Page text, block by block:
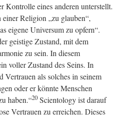
Kontrolle eines anderen unterstellt.
Religion „zu glauben“,
eigene Universum zu opfern“.
geistige Zustand, mit dem
zu sein. In diesem
voller Zustand des Seins. In
Vertrauen als solches in seinem
oder er könnte Menschen
haben.“20 Scientology ist darauf
Vertrauen zu erreichen. Dieses